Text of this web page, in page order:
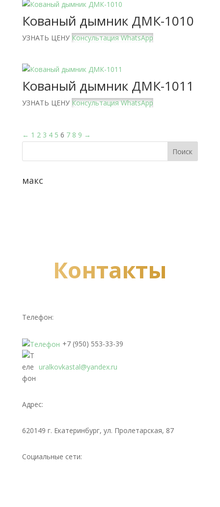
Кованый дымник ДМК-1010
УЗНАТЬ ЦЕНУ Консультация WhatsApp
Кованый дымник ДМК-1011
УЗНАТЬ ЦЕНУ Консультация WhatsApp
← 1 2 3 4 5 6 7 8 9 →
макс
Контакты
Телефон:
+7 (950) 553-33-39
uralkovkastal@yandex.ru
Адрес:
620149 г. Екатеринбург, ул. Пролетарская, 87
Социальные сети: